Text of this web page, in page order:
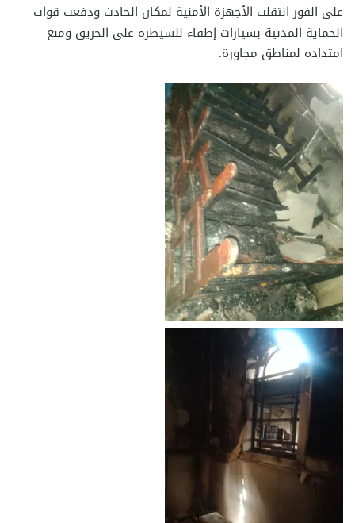
على الفور انتقلت الأجهزة الأمنية لمكان الحادث ودفعت قوات
الحماية المدنية بسيارات إطفاء للسيطرة على الحريق ومنع
امتداده لمناطق مجاورة.